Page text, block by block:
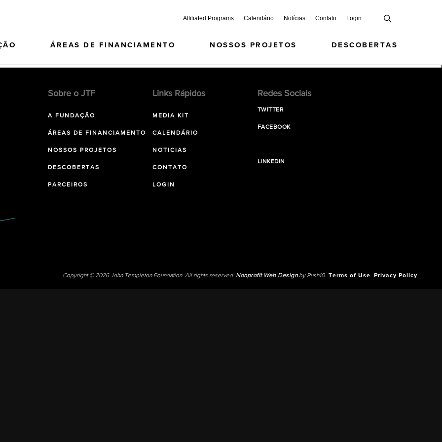
Affiliated Programs Calendário Notícias Contato Login
ÁREAS DE FINANCIAMENTO NOSSOS PROJETOS DESCOBERTAS
Sobre o JTF
A FUNDAÇÃO
ÁREAS DE FINANCIAMENTO
NOSSOS PROJETOS
DESCOBERTAS
PARCEIROS
Links Rápidos
MEDIA KIT
CALENDÁRIO
NOTICIAS
CONTATO
LOGIN
Redes Sociais
TWITTER
FACEBOOK
LINKEDIN
Copyright © 2026 John Templeton Foundation. All rights reserved. Nonprofit Web Designby Push10. Terms of Use Privacy Policy